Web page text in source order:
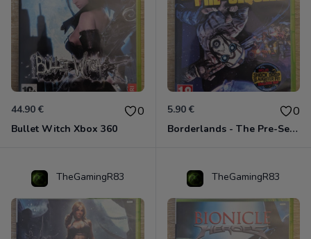
44.90 € 0
Bullet Witch Xbox 360
5.90 € 0
Borderlands - The Pre-Sequel ! Xbox 360
TheGamingR83 TheGamingR83